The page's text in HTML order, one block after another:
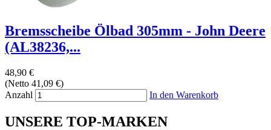
Bremsscheibe Ölbad 305mm - John Deere
(AL38236,...
48,90 €
(Netto 41,09 €)
Anzahl
In den Warenkorb
UNSERE TOP-MARKEN